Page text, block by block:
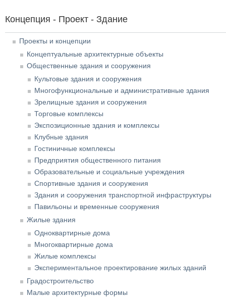
Концепция - Проект - Здание
Проекты и концепции
Концептуальные архитектурные объекты
Общественные здания и сооружения
Культовые здания и сооружения
Многофункциональные и административные здания
Зрелищные здания и сооружения
Торговые комплексы
Экспозиционные здания и комплексы
Клубные здания
Гостиничные комплексы
Предприятия общественного питания
Образовательные и социальные учреждения
Спортивные здания и сооружения
Здания и сооружения транспортной инфраструктуры
Павильоны и временные сооружения
Жилые здания
Одноквартирные дома
Многоквартирные дома
Жилые комплексы
Экспериментальное проектирование жилых зданий
Градостроительство
Малые архитектурные формы